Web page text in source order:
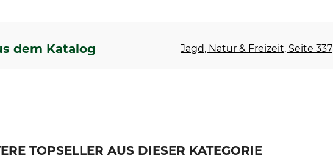
dem Katalog Jagd, Natur & Freizeit, Seite 337
TOPSELLER AUS DIESER KATEGORIE